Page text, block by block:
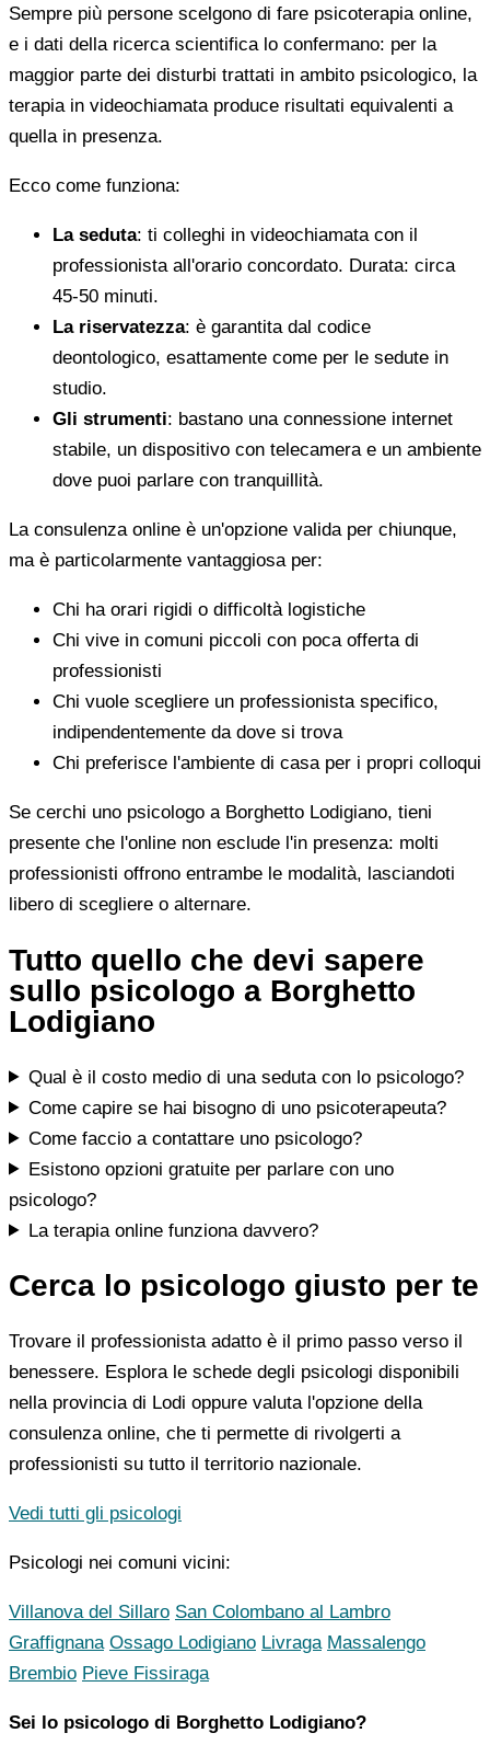
Sempre più persone scelgono di fare psicoterapia online,
e i dati della ricerca scientifica lo confermano: per la
maggior parte dei disturbi trattati in ambito psicologico, la
terapia in videochiamata produce risultati equivalenti a
quella in presenza.
Ecco come funziona:
La seduta: ti colleghi in videochiamata con il
professionista all'orario concordato. Durata: circa
45-50 minuti.
La riservatezza: è garantita dal codice
deontologico, esattamente come per le sedute in
studio.
Gli strumenti: bastano una connessione internet
stabile, un dispositivo con telecamera e un ambiente
dove puoi parlare con tranquillità.
La consulenza online è un'opzione valida per chiunque,
ma è particolarmente vantaggiosa per:
Chi ha orari rigidi o difficoltà logistiche
Chi vive in comuni piccoli con poca offerta di
professionisti
Chi vuole scegliere un professionista specifico,
indipendentemente da dove si trova
Chi preferisce l'ambiente di casa per i propri colloqui
Se cerchi uno psicologo a Borghetto Lodigiano, tieni
presente che l'online non esclude l'in presenza: molti
professionisti offrono entrambe le modalità, lasciandoti
libero di scegliere o alternare.
Tutto quello che devi sapere
sullo psicologo a Borghetto
Lodigiano
Qual è il costo medio di una seduta con lo psicologo?
Come capire se hai bisogno di uno psicoterapeuta?
Come faccio a contattare uno psicologo?
Esistono opzioni gratuite per parlare con uno
psicologo?
La terapia online funziona davvero?
Cerca lo psicologo giusto per te
Trovare il professionista adatto è il primo passo verso il
benessere. Esplora le schede degli psicologi disponibili
nella provincia di Lodi oppure valuta l'opzione della
consulenza online, che ti permette di rivolgerti a
professionisti su tutto il territorio nazionale.
Vedi tutti gli psicologi
Psicologi nei comuni vicini:
Villanova del Sillaro San Colombano al Lambro
Graffignana Ossago Lodigiano Livraga Massalengo
Brembio Pieve Fissiraga
Sei lo psicologo di Borghetto Lodigiano?